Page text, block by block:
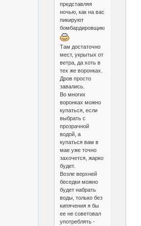
представляя
ночью, как на вас
пикируют
бомбардировщики.
Там достаточно
мест, укрытых от
ветра, да хоть в
тех же воронках.
Дров просто
завались.
Во многих
воронках можно
купаться, если
выбрать с
прозрачной
водой, а
купаться вам в
мае уже точно
захочется, жарко
будет.
Возле верхней
беседки можно
будет набрать
воды, только без
кипячения я бы
ее не советовал
употреблять -